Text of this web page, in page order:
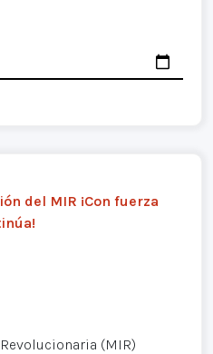
del MIR ¡Con fuerza
(MIR)